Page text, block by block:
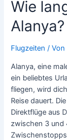
Wie
Alanya?
Flugzeiten / Von
Alanya, eine
ein beliebtes
fliegen, wird
Reise dauert.
Direktflüge aus
zwischen 3 und